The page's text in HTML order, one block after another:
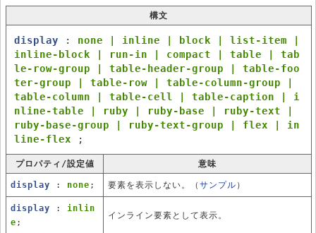
構文
display : none | inline | block | list-item |
inline-block | run-in | compact | table | tab
le-row-group | table-header-group | table-foo
ter-group | table-row | table-column-group |
table-column | table-cell | table-caption | i
nline-table | ruby | ruby-base | ruby-text |
ruby-base-group | ruby-text-group | flex | in
line-flex
;
プロパティ/設定値 意味
display : none ; 要素を表示しない。（ サンプル ）
display : inlin
e ;
インライン要素として表示。